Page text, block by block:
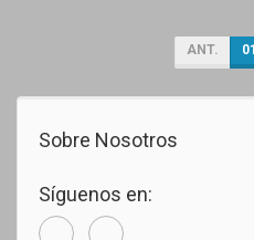
ANT. 01
Sobre Nosotros
Síguenos en: